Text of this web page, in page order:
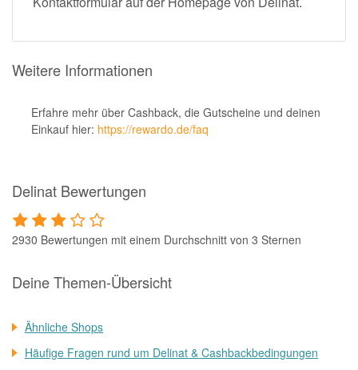
Weitere Informationen
Erfahre mehr über Cashback, die Gutscheine und deinen
Einkauf hier: https://rewardo.de/faq
Delinat Bewertungen
2930 Bewertungen mit einem Durchschnitt von 3 Sternen
Deine Themen-Übersicht
Ähnliche Shops
Häufige Fragen rund um Delinat & Cashbackbedingungen